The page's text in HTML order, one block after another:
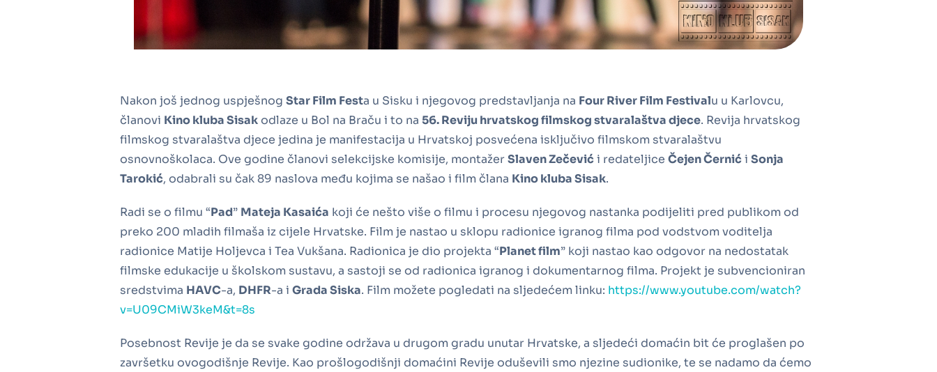
Nakon još jednog uspješnog Star Film Festa u Sisku i njegovog predstavljanja na Four River Film Festivalu u Karlovcu,
članovi Kino kluba Sisakodlaze u Bol na Braču i to na 56. Reviju hrvatskog filmskog stvaralaštva djece. Revija hrvatskog
filmskog stvaralaštva djece jedina je manifestacija u Hrvatskoj posvećena isključivo filmskom stvaralaštvu
osnovnoškolaca. Ove godine članovi selekcijske komisije, montažerSlaven Zečevići redateljice Čejen Černići Sonja
Tarokić, odabrali su čak 89 naslova među kojima se našao i film člana Kino kluba Sisak.
Radi se o filmu “Pad” Mateja Kasaića koji će nešto više o filmu i procesu njegovog nastanka podijeliti pred publikom od
preko 200 mladih filmaša iz cijele Hrvatske. Film je nastao u sklopu radionice igranog filma pod vodstvom voditelja
radionice Matije Holjevca i Tea Vukšana. Radionica je dio projekta “Planet film” koji nastao kao odgovor na nedostatak
filmske edukacije u školskom sustavu, a sastoji se od radionica igranog i dokumentarnog filma. Projekt je subvencioniran
sredstvima HAVC-a, DHFR-a i Grada Siska. Film možete pogledati na sljedećem linku: https://www.youtube.com/watch?
v=U09CMiW3keM&t=8s
Posebnost Revije je da se svake godine održava u drugom gradu unutar Hrvatske, a sljedeći domaćin bit će proglašen po
završetku ovogodišnje Revije. Kao prošlogodišnji domaćini Revije oduševili smo njezine sudionike, te se nadamo da ćemo